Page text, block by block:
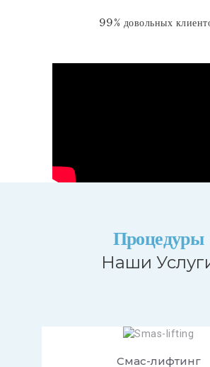
99% довольных
Процедуры
Наши
Смас-лифтинг